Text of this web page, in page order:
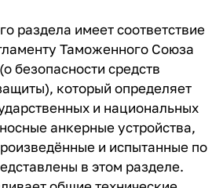
раздела имеет соответствие
Таможенного Союза
безопасности средств
который определяет
и национальных
анкерные устройства,
и испытанные по
в этом разделе.